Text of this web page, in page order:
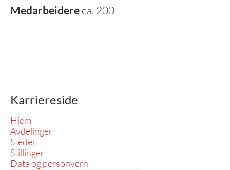
Medarbeidere ca. 200
Karriereside
Hjem
Avdelinger
Steder
Stillinger
Data og personvern